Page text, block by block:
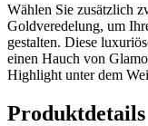
Wählen Sie zusätzlich
Goldveredelung, um
gestalten. Diese
einen Hauch von
Highlight unter dem
Produktdetails